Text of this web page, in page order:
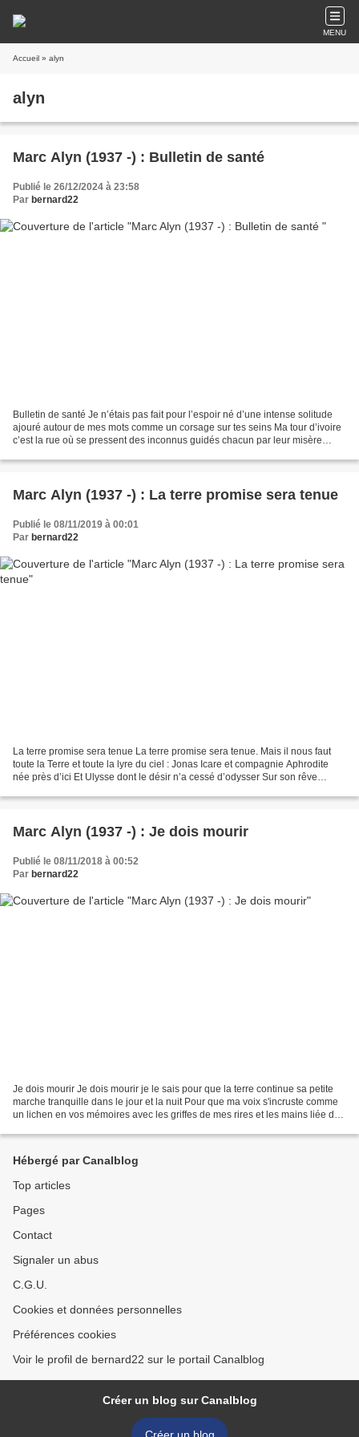
MENU
Accueil » alyn
alyn
Marc Alyn (1937 -) : Bulletin de santé
Publié le 26/12/2024 à 23:58
Par bernard22
Bulletin de santé Je n’étais pas fait pour l’espoir né d’une intense solitude
ajouré autour de mes mots comme un corsage sur tes seins Ma tour d’ivoire
c’est la rue où se pressent des inconnus guidés chacun par leur misère
Marc Alyn (1937 -) : La terre promise sera tenue
Publié le 08/11/2019 à 00:01
Par bernard22
La terre promise sera tenue La terre promise sera tenue. Mais il nous faut
toute la Terre et toute la lyre du ciel : Jonas Icare et compagnie Aphrodite
née près d’ici Et Ulysse dont le désir n’a cessé d’odysser Sur son rêve
Marc Alyn (1937 -) : Je dois mourir
Publié le 08/11/2018 à 00:52
Par bernard22
Je dois mourir Je dois mourir je le sais pour que la terre continue sa petite
marche tranquille dans le jour et la nuit Pour que ma voix s'incruste comme
un lichen en vos mémoires avec les griffes de mes rires et les mains liée de
Hébergé par Canalblog
Top articles
Pages
Contact
Signaler un abus
C.G.U.
Cookies et données personnelles
Préférences cookies
Voir le profil de bernard22 sur le portail Canalblog
Créer un blog sur Canalblog